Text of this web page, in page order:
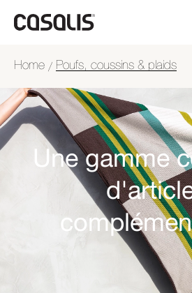
Home / Poufs, coussins & plaids
Une gamme